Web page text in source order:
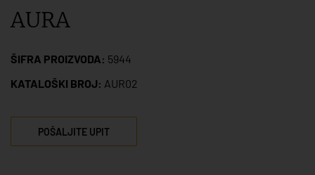
AURA
ŠIFRA PROIZVODA: 5944
KATALOŠKI BROJ: AUR02
POŠALJITE UPIT